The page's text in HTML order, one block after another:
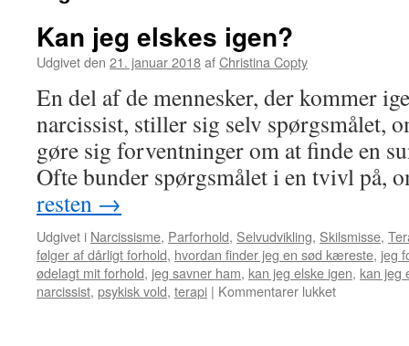
Kan jeg elskes igen?
Udgivet den 21. januar 2018afChristina Copty
En del af de mennesker, der kommer
narcissist, stiller sig selv spørgsmålet,
gøre sig forventninger om at finde en
Ofte bunder spørgsmålet i en tvivl på,
resten →
Udgivet i Narcissisme, Parforhold, Selvudvikling, Skilsmisse,
følger af dårligt forhold, hvordan finder jeg en sød kæreste, jeg
ødelagt mit forhold, jeg savner ham, kan jeg elske igen, kan jeg
narcissist, psykisk vold, terapi | Kommentarer lukkettil